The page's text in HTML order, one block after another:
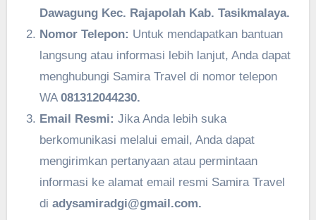
Dawagung Kec. Rajapolah Kab. Tasikmalaya.
Nomor Telepon: Untuk mendapatkan bantuan
langsung atau informasi lebih lanjut, Anda dapat
menghubungi Samira Travel di nomor telepon
WA 081312044230.
Email Resmi: Jika Anda lebih suka
berkomunikasi melalui email, Anda dapat
mengirimkan pertanyaan atau permintaan
informasi ke alamat email resmi Samira Travel
di adysamiradgi@gmail.com.